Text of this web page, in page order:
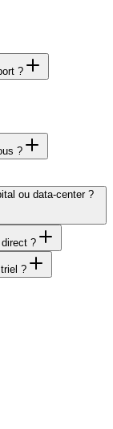
?
?
ou data-center ?
?
?